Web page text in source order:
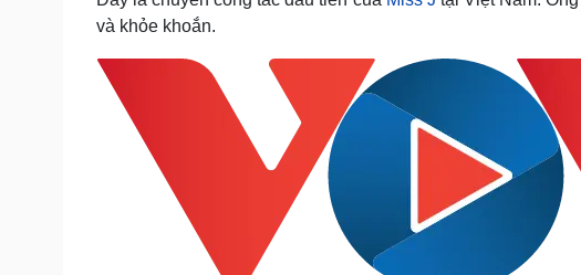
Sức khỏe
Dinh dưỡng - món ngon
Cây thuốc
Sản phụ khoa
Nhi khoa
Nam khoa
Làm đẹp - giảm cân
Phòng mạch online
Ăn sạch sống khỏe
Đời sống
Blog
Tình yêu - Gia đình
Văn
Văn
Di sản
và khỏe khoắn.